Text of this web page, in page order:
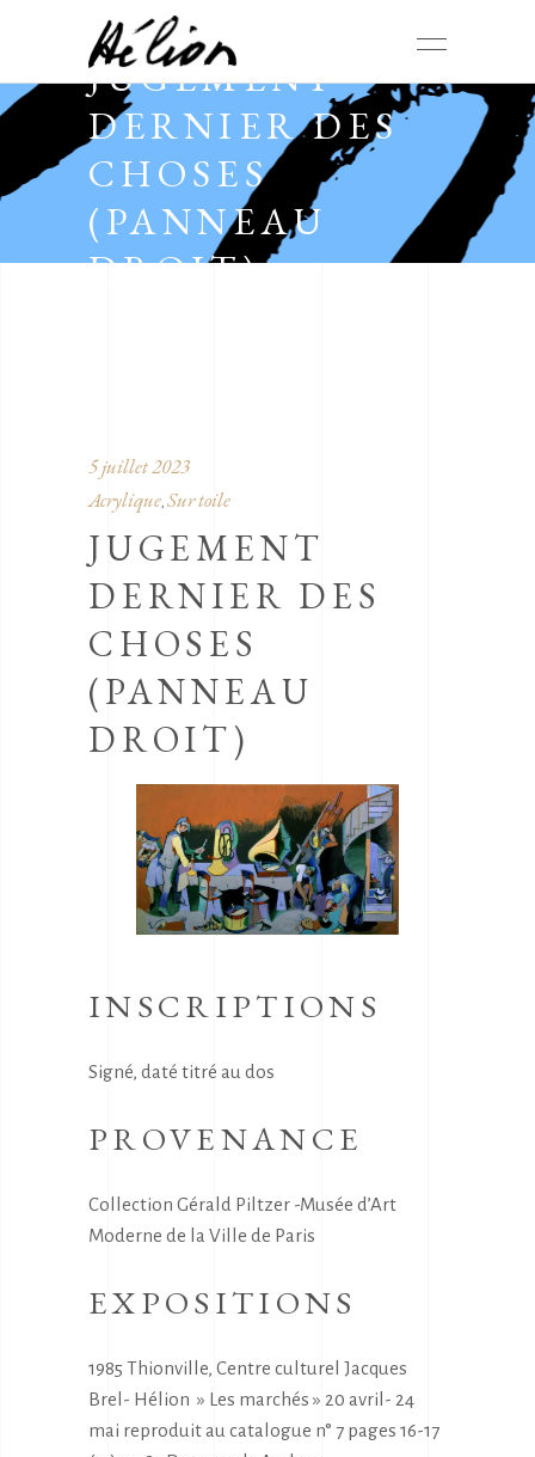
JUGEMENT
DERNIER DES
CHOSES
(PANNEAU
DROIT)
5 juillet 2023
Acrylique, Sur toile
JUGEMENT
DERNIER DES
CHOSES
(PANNEAU
DROIT)
INSCRIPTIONS
Signé, daté titré au dos
PROVENANCE
Collection Gérald Piltzer -Musée d’Art
Moderne de la Ville de Paris
EXPOSITIONS
1985 Thionville, Centre culturel Jacques
Brel- Hélion » Les marchés » 20 avril- 24
mai reproduit au catalogue n° 7 pages 16-17